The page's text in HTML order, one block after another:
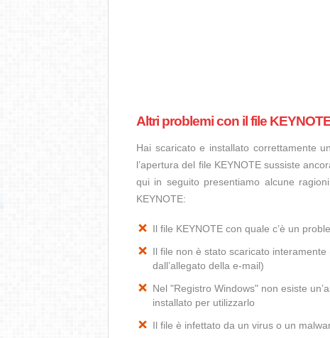
Altri problemi con il file
Hai scaricato e installato correttamente
l’apertura del file KEYNOTE sussiste
qui in seguito presentiamo alcune
KEYNOTE:
Il file KEYNOTE con quale c’è un
Il file non è stato scaricato
dall’allegato della e-mail)
Nel "Registro Windows" non esiste
installato per utilizzarlo
Il file è infettato da un virus o un